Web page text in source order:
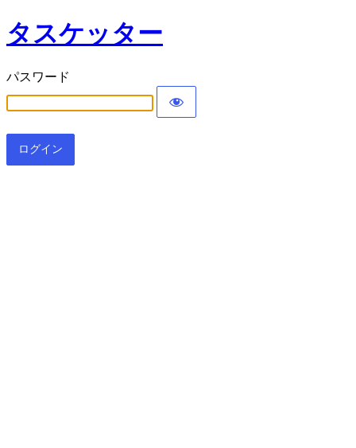
タスケッター
パスワード